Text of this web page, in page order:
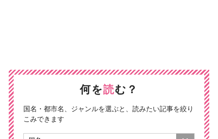
何を読む？
国名・都市名、ジャンルを選ぶと、読みたい記事を絞り
こみできます